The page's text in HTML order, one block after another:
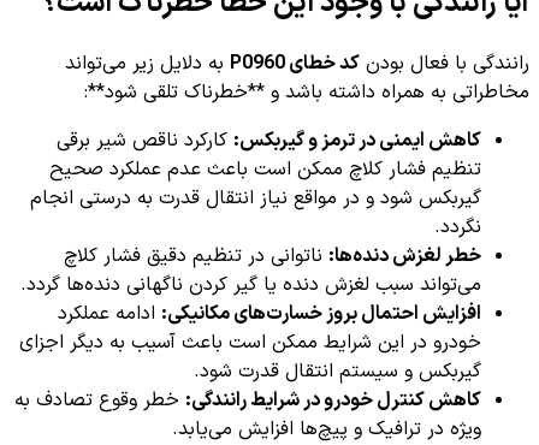
رانندگی با فعال بودن کد خطای P0960
به دلایل زیر می‌تواند
مخاطراتی به همراه داشته باشد و **خطرناک تلقی شود**:
کاهش ایمنی در ترمز و گیربکس: کارکرد ناقص شیر برقی
تنظیم فشار کلاچ ممکن است باعث عدم عملکرد صحیح
گیربکس شود و در مواقع نیاز انتقال قدرت به درستی انجام
نگردد.
خطر لغزش دنده‌ها: ناتوانی در تنظیم دقیق فشار کلاچ
می‌تواند سبب لغزش دنده یا گیر کردن ناگهانی دنده‌ها گردد.
افزایش احتمال بروز خسارت‌های مکانیکی: ادامه عملکرد
خودرو در این شرایط ممکن است باعث آسیب به دیگر اجزای
گیربکس و سیستم انتقال قدرت شود.
کاهش کنترل خودرو در شرایط رانندگی: خطر وقوع تصادف به
ویژه در ترافیک و پیچ‌ها افزایش می‌یابد.